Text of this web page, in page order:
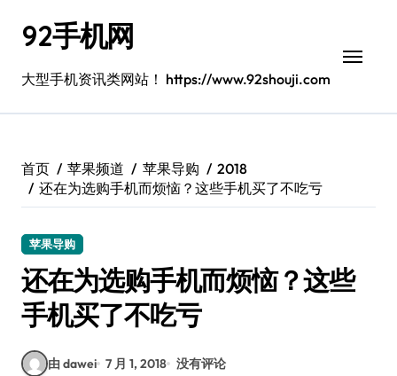
92手机网
大型手机资讯类网站！ https://www.92shouji.com
首页 苹果频道 苹果导购
2018
还在为选购手机而烦恼？这些手机买了不吃亏
苹果导购
还在为选购手机而烦恼？这些
手机买了不吃亏
由 dawei 7 月 1, 2018 没有评论